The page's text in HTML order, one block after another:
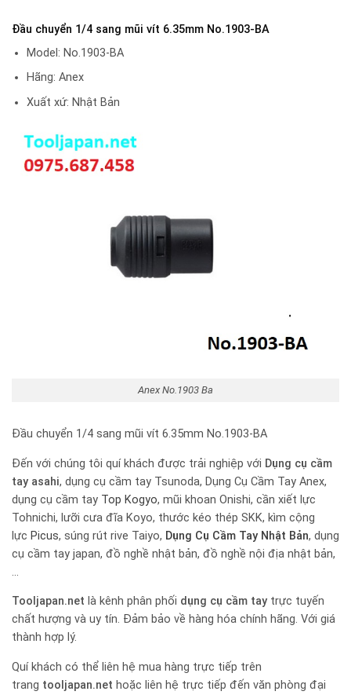
Đầu chuyển 1/4 sang mũi vít 6.35mm No.1903-BA
Model: No.1903-BA
Hãng: Anex
Xuất xứ: Nhật Bản
Anex No.1903 Ba
Đầu chuyển 1/4 sang mũi vít 6.35mm No.1903-BA
Đến với chúng tôi quí khách được trải nghiệp với Dụng cụ cầm
tay asahi, dụng cụ cầm tay Tsunoda, Dụng Cụ Cầm Tay Anex,
dụng cụ cầm tay Top Kogyo, mũi khoan Onishi, cần xiết lực
Tohnichi, lưỡi cưa đĩa Koyo, thước kéo thép SKK, kìm cộng
lực Picus, súng rút rive Taiyo, Dụng Cụ Cầm Tay Nhật Bản, dụng
cụ cầm tay japan, đồ nghề nhật bản, đồ nghề nội địa nhật bản,
…
Tooljapan.net là kênh phân phối dụng cụ cầm tay trực tuyến
chất hượng và uy tín. Đảm bảo về hàng hóa chính hãng. Với giá
thành hợp lý.
Quí khách có thể liên hệ mua hàng trực tiếp trên
trang tooljapan.net hoặc liên hệ trực tiếp đến văn phòng đại